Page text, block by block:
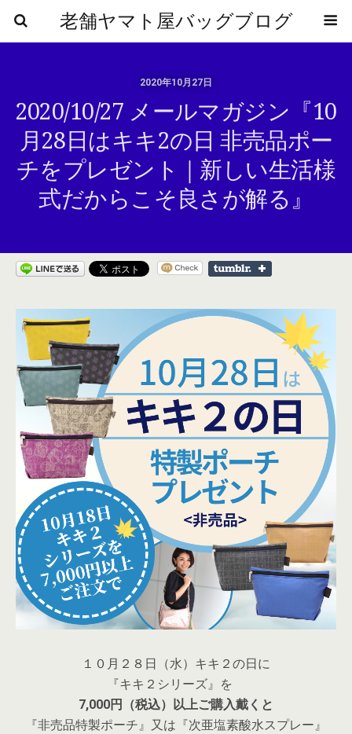
老舗ヤマト屋バッグブログ
2020年10月27日
2020/10/27 メールマガジン『10
月28日はキキ2の日 非売品ポー
チをプレゼント｜新しい生活様
式だからこそ良さが解る』
１０月２８日（水）キキ２の日に
『キキ２シリーズ』を
7,000円（税込）以上ご購入戴くと
『非売品特製ポーチ』又は『次亜塩素酸水スプレー』